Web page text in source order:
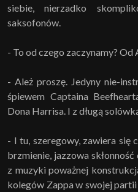
siebie, nierzadko
saksofonów.
- To od czego zaczynamy? Od
- Ależ proszę. Jedyny nie-
śpiewem Captaina
Dona Harrisa. I z długą
- I tu, szeregowy, zawiera się
brzmienie, jazzowa
z muzyki poważnej
kolegów Zappa w swojej